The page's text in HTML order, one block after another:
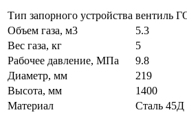
Тип запорного устройства вентиль
Объем газа, м3
5.3
Вес газа, кг
5
Рабочее давление, МПа
9.8
Диаметр, мм
219
Высота, мм
1400
Материал
Сталь 45Д